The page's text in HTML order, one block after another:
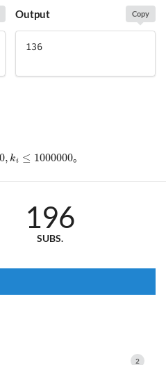
Output Copy
136
。
196
SUBS.
2